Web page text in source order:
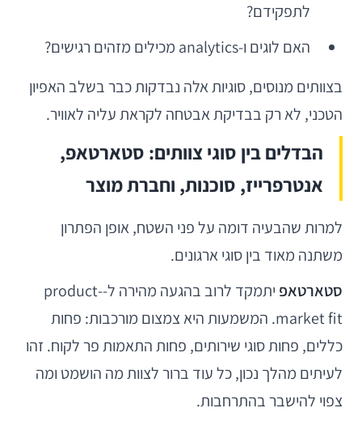
לתפקידם?
האם לוגים ו-analytics מכילים מזהים רגישים?
בצוותים מנוסים, סוגיות אלה נבדקות כבר בשלב האפיון
הטכני, לא רק בבדיקת אבטחה לקראת עליה לאוויר.
הבדלים בין סוגי צוותים: סטארטאפ,
אנטרפרייז, סוכנות, וחברת מוצר
למרות שהבעיה דומה על פני השטח, אופן הפתרון
משתנה מאוד בין סוגי ארגונים.
סטארטאפ
יתמקד לרוב בהגעה מהירה ל-product-
market fit. המשמעות היא צמצום מורכבות: פחות
כללים, פחות סוגי שירותים, פחות התאמות פר לקוח. זהו
לעיתים מהלך נכון, כל עוד ברור לצוות מה הושמט ומה
צפוי להישבר בהתרחבות.